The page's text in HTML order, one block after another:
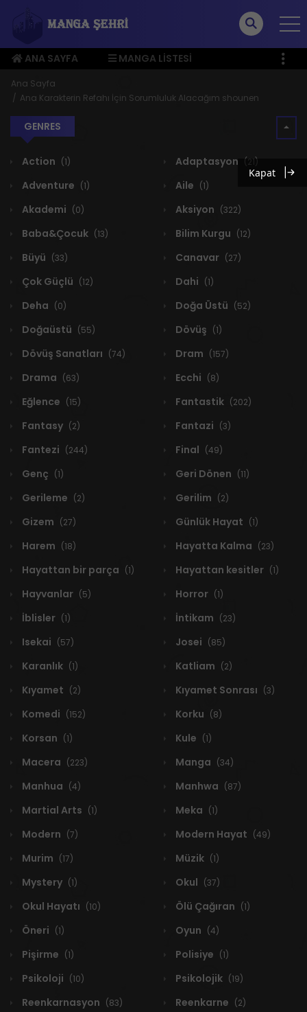
ANA SAYFA
MANGA LISTESI
ÜYE MENÜSÜ
Ana Sayfa
Ana Karakterin Refahı İçin Sorumluluk Alacağım shounen
GENRES
Action (1) Adaptasyon (21)
Adventure (1) Aile (1)
Akademi (0) Aksiyon (322)
Baba&Çocuk (13) Bilim Kurgu (12)
Büyü (33) Canavar (27)
Çok Güçlü (12) Dahi (1)
Deha (0) Doğa Üstü (52)
Doğaüstü (55) Dövüş (1)
Dövüş Sanatları (74) Dram (157)
Drama (63) Ecchi (8)
Eğlence (15) Fantastik (202)
Fantasy (2) Fantazi (3)
Fantezi (244) Final (49)
Genç (1) Geri Dönen (11)
Gerileme (2) Gerilim (2)
Gizem (27) Günlük Hayat (1)
Harem (18) Hayatta Kalma (23)
Hayattan bir parça (1) Hayattan kesitler (1)
Hayvanlar (5) Horror (1)
İblisler (1) İntikam (23)
Isekai (57) Josei (85)
Karanlık (1) Katliam (2)
Kıyamet (2) Kıyamet Sonrası (3)
Komedi (152) Korku (8)
Korsan (1) Kule (1)
Macera (223) Manga (34)
Manhua (4) Manhwa (87)
Martial Arts (1) Meka (1)
Modern (7) Modern Hayat (49)
Murim (17) Müzik (1)
Mystery (1) Okul (37)
Okul Hayatı (10) Ölü Çağıran (1)
Öneri (1) Oyun (4)
Pişirme (1) Polisiye (1)
Psikoloji (10) Psikolojik (19)
Reenkarnasyon (83) Reenkarne (2)
Kapat